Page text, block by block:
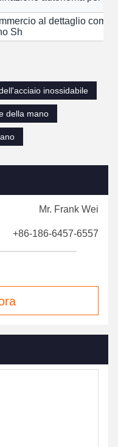
al dettaglio come
Sh
inossidabile
della mano
Mr. Frank Wei
+86-186-6457-6557